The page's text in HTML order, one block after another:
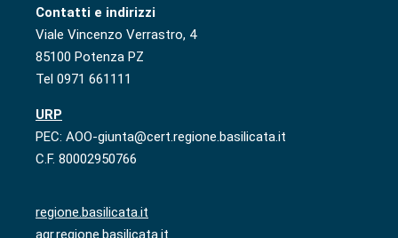
Contatti e indirizzi
Viale Vincenzo Verrastro, 4
85100 Potenza PZ
Tel 0971 661111
URP
PEC: AOO-giunta@cert.regione.basilicata.it
C.F. 80002950766
regione.basilicata.it
agr.regione.basilicata.it